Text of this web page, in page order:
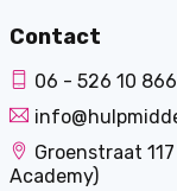
Contact
06 - 526 10 866
Groenstraat
Academy)